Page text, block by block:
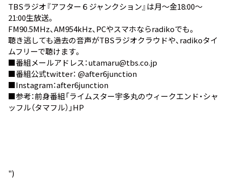
TBSラジオ『アフター６ジャンクション』は月～金18:00～
21:00生放送。
FM90.5MHz、AM954kHz、PCやスマホならradikoでも。
聴き逃しても過去の音声がTBSラジオクラウドや、 radikoタイ
ムフリーで聴けます。
■番組メールアドレス：utamaru@tbs.co.jp
■番組公式twitter： @after6junction
■Instagram：after6junction
■参考：前身番組「ライムスター宇多丸のウィークエンド・シャ
ッフル（タマフル）」HP
")